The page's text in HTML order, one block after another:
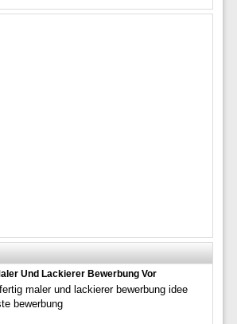
Und Lackierer Bewerbung Vor
maler und lackierer bewerbung idee
bewerbung